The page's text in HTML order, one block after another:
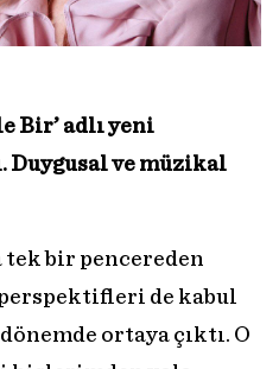
Bir’ adlı yeni
Duygusal ve müzikal
tek bir pencereden
de kabul
ortaya çıktı. O